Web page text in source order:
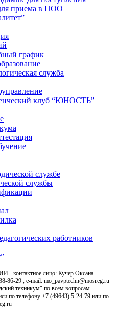
приема в ПОО
график
служба
клуб “ЮНОСТЬ”
службе
службы
работников
лицо: Кучер Оксана
86-29 , e-mail: mo_pavptechn@mosreg.ru
техникум" по всем вопросам
по телефону +7 (49643) 5-24-79 или по